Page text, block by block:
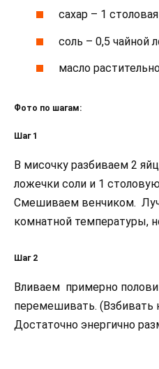
сахар – 1
соль – 0,5 чайной
масло
Фото по шагам:
Шаг 1
В мисочку разбиваем 2
ложечки соли и 1
Смешиваем венчиком.
комнатной температуры,
Шаг 2
Вливаем примерно
перемешивать. (Взбивать
Достаточно энергично